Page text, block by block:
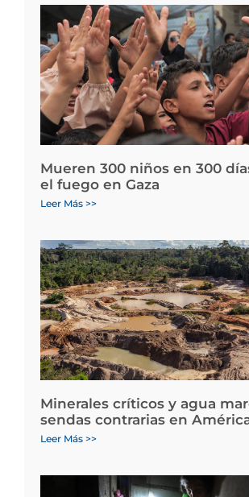
Mueren 300 niños en 300
el fuego en Gaza
Leer Más >>
Minerales críticos y agua
sendas contrarias en
Leer Más >>